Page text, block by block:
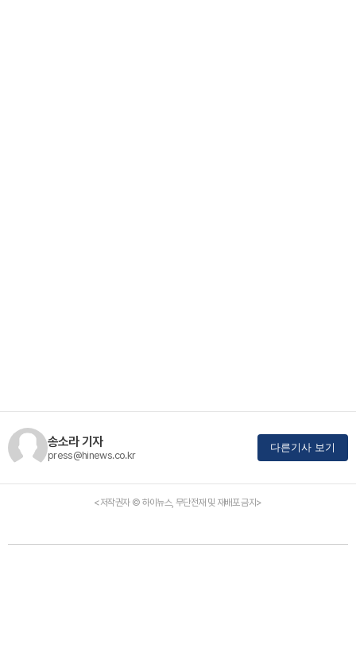
송소라 기자
press@hinews.co.kr
다른기사 보기
<저작권자 © 하이뉴스, 무단전재 및 재배포 금지>